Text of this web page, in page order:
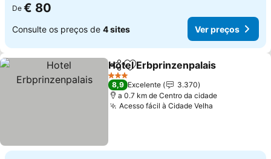
De € 80
Consulte os preços de 4 sites Ver preços
PartilharAdicionar aos favoritos
Hotel Erbprinzenpalais
3 Estrelas
8,9 Excelente
3.370
a 0.7 km de Centro da cidade
Acesso fácil à Cidade Velha